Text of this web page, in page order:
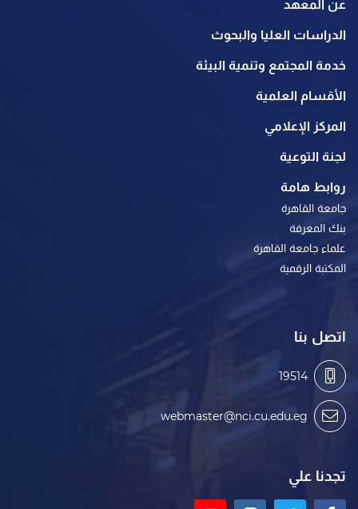
عن المعهد
الدراسات العليا والبحوث
خدمة المجتمع وتنمية البيئة
الأقسام العلمية
المركز الإعلامي
لجنة التوعية
روابط هامة
جامعة القاهرة
بنك المعرفة
علماء جامعة القاهرة
المكتبة الرقمية
اتصل بنا
19514
webmaster@nci.cu.edu.eg
تجدنا علي